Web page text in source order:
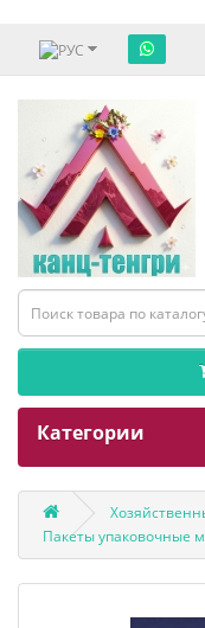
Категории
Пакеты упаковочные